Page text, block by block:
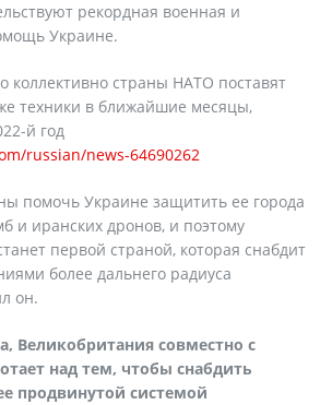
рекордная военная и
Украине.
коллективно страны НАТО поставят
техники в ближайшие месяцы,
й год
russian/news-64690262
помочь Украине защитить ее города
и иранских дронов, и поэтому
первой страной, которая снабдит
более дальнего радиуса
он.
Великобритания совместно с
над тем, чтобы снабдить
продвинутой системой